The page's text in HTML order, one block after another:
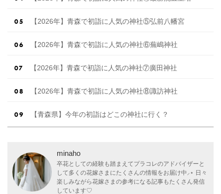
【2026年】青森で初詣に人気の神社⑤弘前八幡宮
【2026年】青森で初詣に人気の神社⑥蕪嶋神社
【2026年】青森で初詣に人気の神社⑦廣田神社
【2026年】青森で初詣に人気の神社⑧諏訪神社
【青森県】今年の初詣はどこの神社に行く？
minaho
卒花としての経験も踏まえてプラコレのアドバイザーと
して多くの花嫁さまにたくさんの情報をお届け中⸝⋆ 日々
楽しみながら花嫁さまの参考になる記事もたくさん発信
しています♡